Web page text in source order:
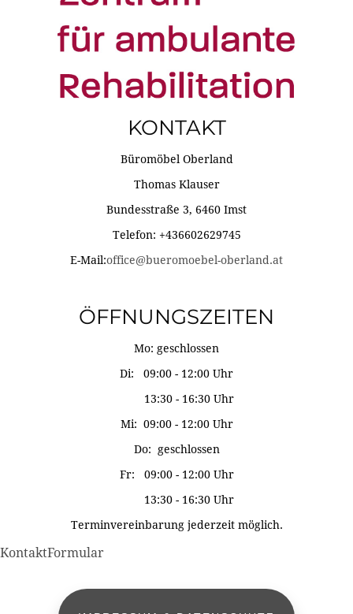
KONTAKT
Büromöbel Oberland
Thomas Klauser
Bundesstraße 3, 6460 Imst
Telefon: +436602629745
E-Mail:office@bueromoebel-oberland.at
ÖFFNUNGSZEITEN
Mo: geschlossen
Di: 09:00 - 12:00 Uhr
13:30 - 16:30 Uhr
Mi: 09:00 - 12:00 Uhr
Do: geschlossen
Fr: 09:00 - 12:00 Uhr
13:30 - 16:30 Uhr
Terminvereinbarung jederzeit möglich.
KontaktFormular